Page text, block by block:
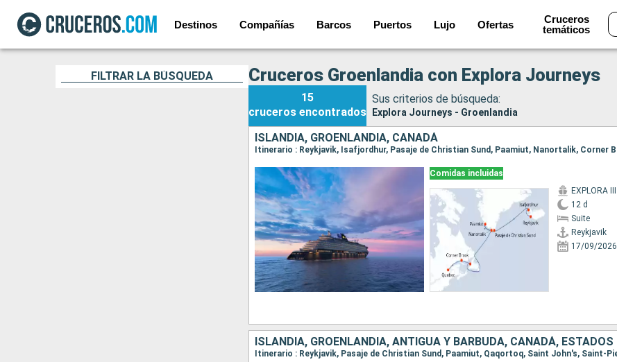
Destinos Compañías Barcos Puertos Lujo Ofertas
Cruceros
temáticos
FILTRAR LA BÚSQUEDA Cruceros Groenlandia con Explora Journeys
15
cruceros encontrados
Sus criterios de búsqueda:
Explora Journeys - Groenlandia
ISLANDIA, GROENLANDIA, CANADÁ
Comidas incluidas
EXPLORA III
12 d
Suite
Reykjavik
17/09/2026